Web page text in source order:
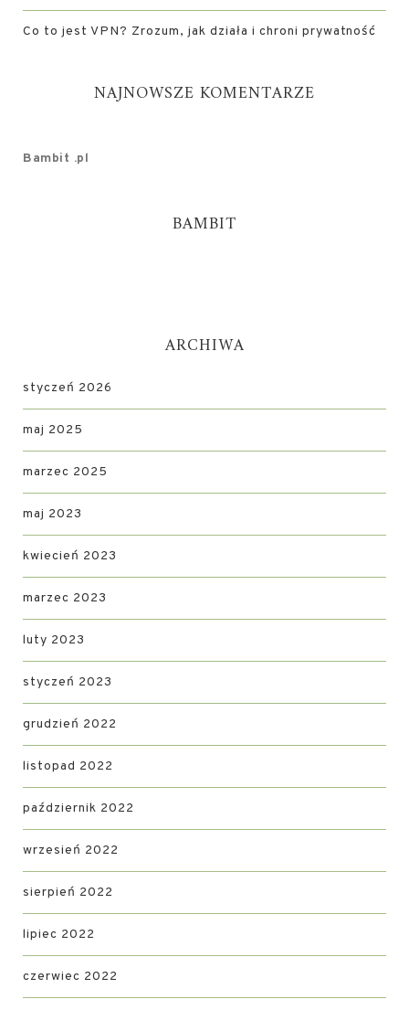
Co to jest VPN? Zrozum, jak działa i chroni prywatność
NAJNOWSZE KOMENTARZE
Bambit .pl
BAMBIT
ARCHIWA
styczeń 2026
maj 2025
marzec 2025
maj 2023
kwiecień 2023
marzec 2023
luty 2023
styczeń 2023
grudzień 2022
listopad 2022
październik 2022
wrzesień 2022
sierpień 2022
lipiec 2022
czerwiec 2022